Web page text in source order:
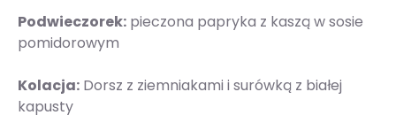
Podwieczorek: pieczona papryka z kaszą w sosie
pomidorowym
Kolacja: Dorsz z ziemniakami i surówką z białej
kapusty